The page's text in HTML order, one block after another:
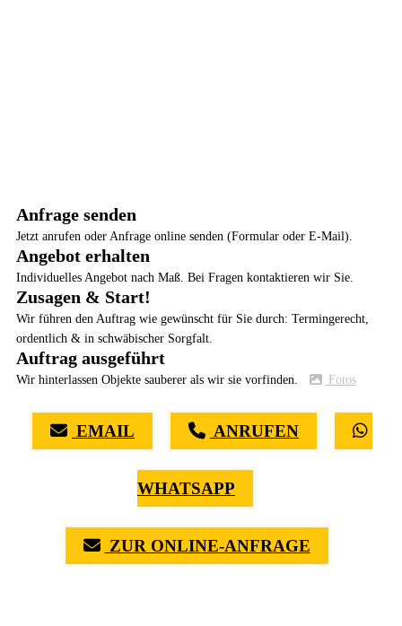
Anfrage senden
Jetzt anrufen oder Anfrage online senden (Formular oder E-Mail).
Angebot erhalten
Individuelles Angebot nach Maß. Bei Fragen kontaktieren wir Sie.
Zusagen & Start!
Wir führen den Auftrag wie gewünscht für Sie durch: Termingerecht,
ordentlich & in schwäbischer Sorgfalt.
Auftrag ausgeführt
Wir hinterlassen Objekte sauberer als wir sie vorfinden. Fotos
EMAIL ANRUFEN
WHATSAPP
ZUR ONLINE-ANFRAGE